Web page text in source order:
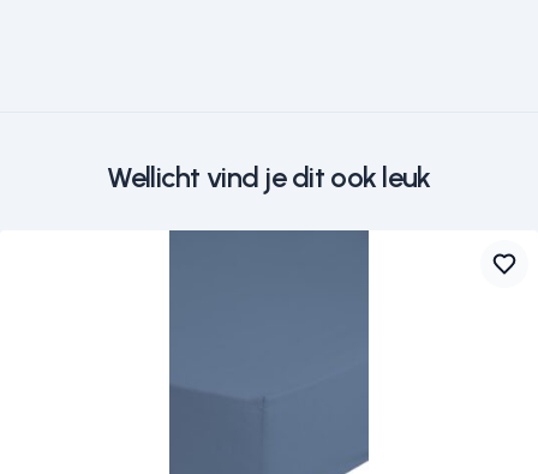
Wellicht vind je dit ook leuk